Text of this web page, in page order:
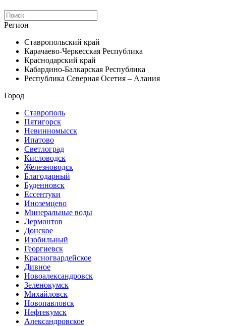
Регион
Ставропольский край
Карачаево-Черкесская Республика
Краснодарский край
Кабардино-Балкарская Республика
Республика Северная Осетия – Алания
Город
Ставрополь
Пятигорск
Невинномысск
Ипатово
Светлоград
Кисловодск
Железноводск
Благодарный
Буденновск
Ессентуки
Иноземцево
Минеральные воды
Лермонтов
Донское
Изобильный
Георгиевск
Красногвардейское
Дивное
Новоалександровск
Зеленокумск
Михайловск
Новопавловск
Нефтекумск
Александровское